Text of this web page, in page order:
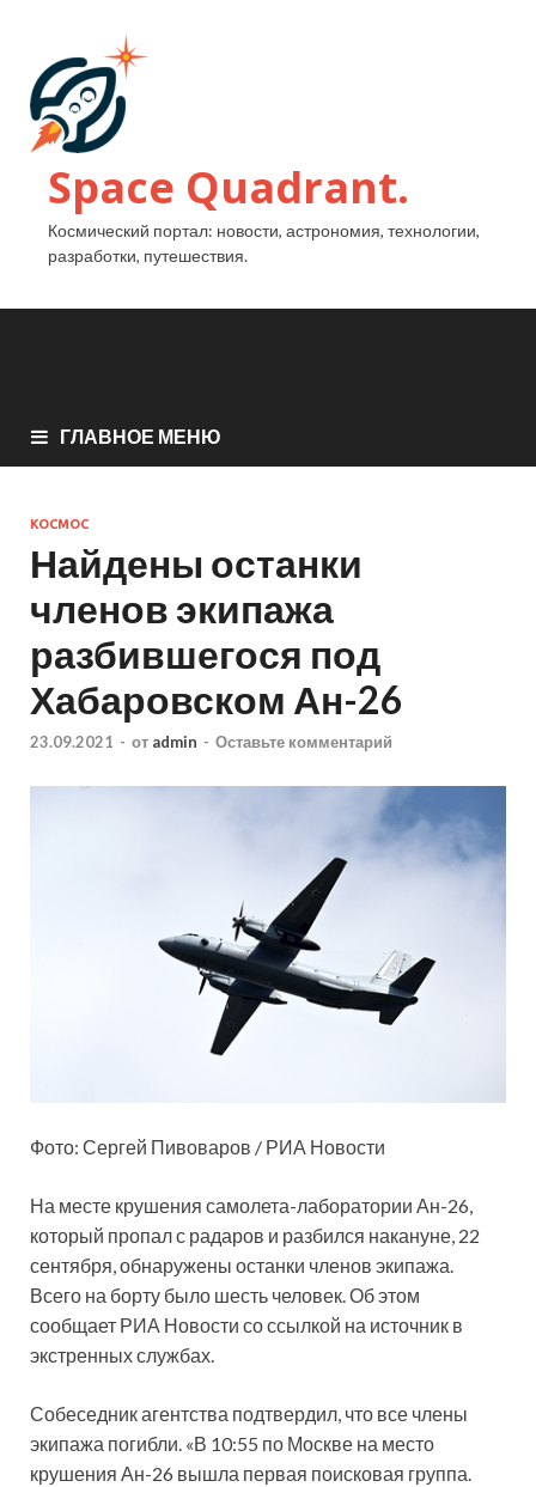
Space Quadrant.
Космический портал: новости, астрономия, технологии,
разработки, путешествия.
ГЛАВНОЕ МЕНЮ
КОСМОС
Найдены останки
членов экипажа
разбившегося под
Хабаровском Ан-26
23.09.2021 - от admin - Оставьте комментарий
Фото: Сергей Пивоваров / РИА Новости
На месте крушения самолета-лаборатории Ан-26,
который пропал с радаров и разбился накануне, 22
сентября, обнаружены останки членов экипажа.
Всего на борту было шесть человек. Об этом
сообщает РИА Новости со ссылкой на источник в
экстренных службах.
Собеседник агентства подтвердил, что все члены
экипажа погибли. «В 10:55 по Москве на место
крушения Ан-26 вышла первая поисковая группа.